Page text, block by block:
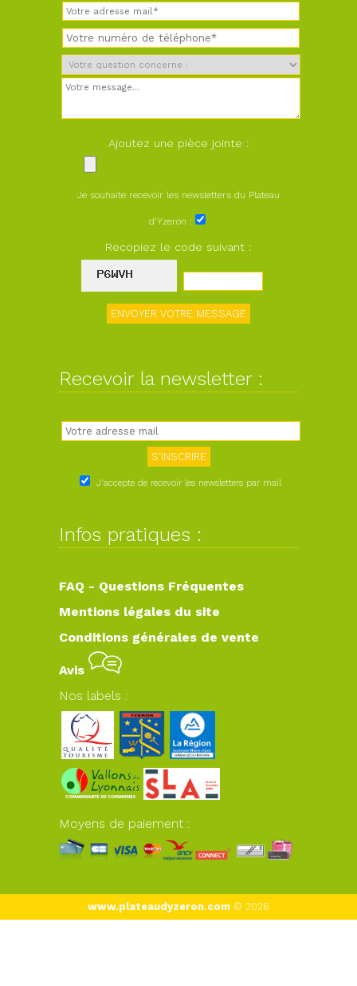
Ajoutez une pièce jointe :
Je souhaite recevoir les newsletters du Plateau
d'Yzeron :
Recopiez le code suivant :
Recevoir la newsletter :
J'accepte de recevoir les newsletters par mail
Infos pratiques :
FAQ - Questions Fréquentes
Mentions légales du site
Conditions générales de vente
Avis
Nos labels :
Moyens de paiement :
www.plateaudyzeron.com © 2026